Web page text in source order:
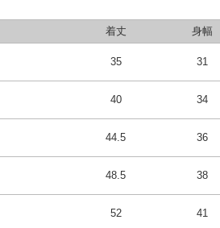
着丈 身幅
35 31
40 34
44.5 36
48.5 38
52 41